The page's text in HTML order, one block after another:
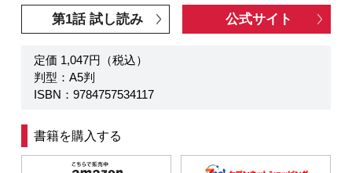
第1話 試し読み 公式サイト
定価 1,047円（税込）
判型：A5判
ISBN：9784757534117
書籍を購入する